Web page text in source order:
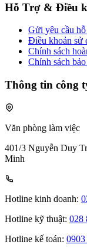
Hỗ Trợ & Điều
Gửi yêu cầu
Điều khoản sử
Chính sách
Chính sách
Thông tin công
Văn phòng làm việc
401/3 Nguyễn Duy
Minh
Hotline kinh doanh:
Hotline kỹ thuật: 028
Hotline kế toán: